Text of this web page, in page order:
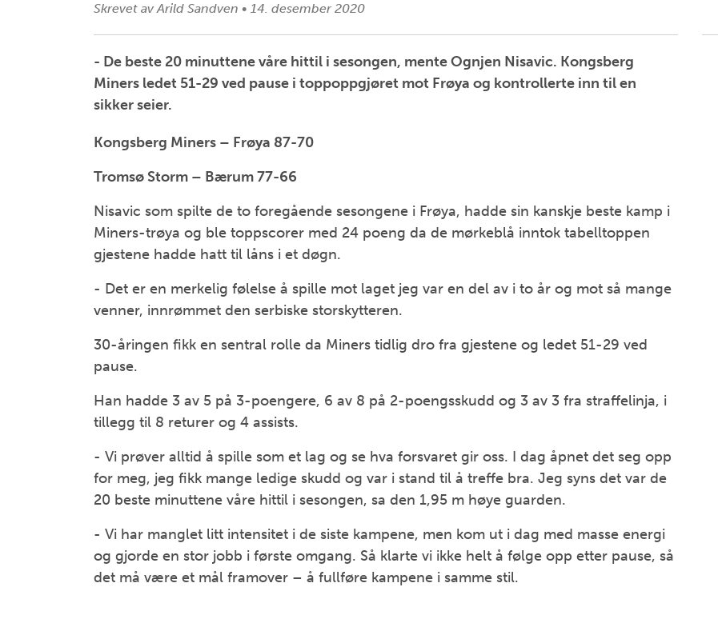
Skrevet av Arild Sandven • 14. desember 2020
- De beste 20 minuttene våre hittil i sesongen, mente Ognjen Nisavic. Kongsberg
Miners ledet 51-29 ved pause i toppoppgjøret mot Frøya og kontrollerte inn til en
sikker seier.
Kongsberg Miners – Frøya 87-70
Tromsø Storm – Bærum 77-66
Nisavic som spilte de to foregående sesongene i Frøya, hadde sin kanskje beste kamp i
Miners-trøya og ble toppscorer med 24 poeng da de mørkeblå inntok tabelltoppen
gjestene hadde hatt til låns i et døgn.
- Det er en merkelig følelse å spille mot laget jeg var en del av i to år og mot så mange
venner, innrømmet den serbiske storskytteren.
30-åringen fikk en sentral rolle da Miners tidlig dro fra gjestene og ledet 51-29 ved
pause.
Han hadde 3 av 5 på 3-poengere, 6 av 8 på 2-poengsskudd og 3 av 3 fra straffelinja, i
tillegg til 8 returer og 4 assists.
- Vi prøver alltid å spille som et lag og se hva forsvaret gir oss. I dag åpnet det seg opp
for meg, jeg fikk mange ledige skudd og var i stand til å treffe bra. Jeg syns det var de
20 beste minuttene våre hittil i sesongen, sa den 1,95 m høye guarden.
- Vi har manglet litt intensitet i de siste kampene, men kom ut i dag med masse energi
og gjorde en stor jobb i første omgang. Så klarte vi ikke helt å følge opp etter pause, så
det må være et mål framover – å fullføre kampene i samme stil.